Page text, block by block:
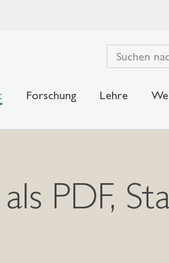
Forschung Lehre
PDF,